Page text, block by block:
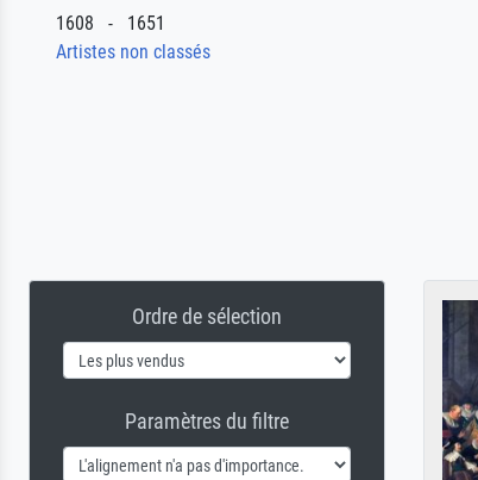
1608 - 1651
Artistes non classés
Ordre de sélection
Paramètres du filtre